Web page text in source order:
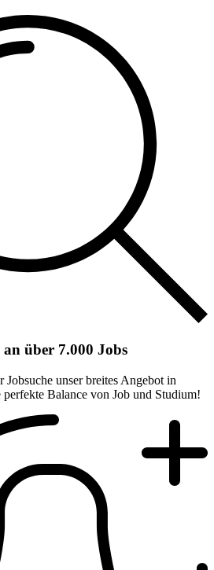
über 7.000 Jobs
Jobsuche unser breites Angebot in
Balance von Job und Studium!